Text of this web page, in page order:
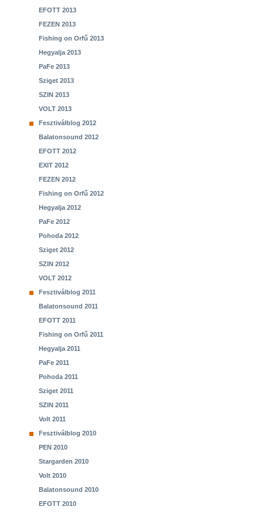
EFOTT 2013
FEZEN 2013
Fishing on Orfű 2013
Hegyalja 2013
PaFe 2013
Sziget 2013
SZIN 2013
VOLT 2013
Fesztiválblog 2012
Balatonsound 2012
EFOTT 2012
EXIT 2012
FEZEN 2012
Fishing on Orfű 2012
Hegyalja 2012
PaFe 2012
Pohoda 2012
Sziget 2012
SZIN 2012
VOLT 2012
Fesztiválblog 2011
Balatonsound 2011
EFOTT 2011
Fishing on Orfű 2011
Hegyalja 2011
PaFe 2011
Pohoda 2011
Sziget 2011
SZIN 2011
Volt 2011
Fesztiválblog 2010
PEN 2010
Stargarden 2010
Volt 2010
Balatonsound 2010
EFOTT 2010